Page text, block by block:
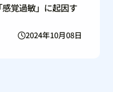
2024年10月08日
覚過敏」に起因す